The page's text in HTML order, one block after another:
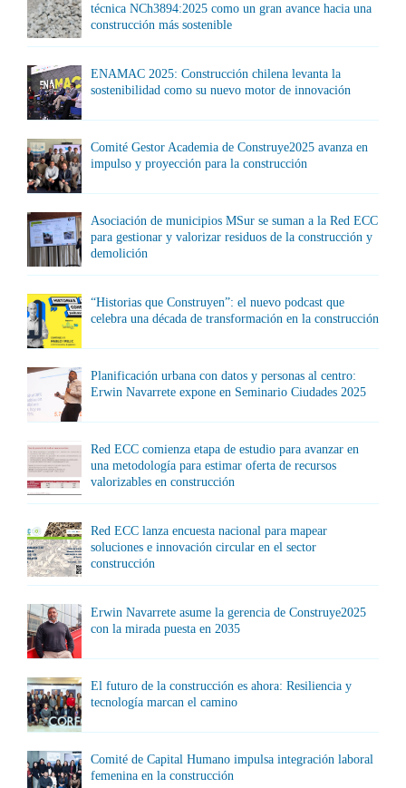
técnica NCh3894:2025 como un gran avance hacia una
construcción más sostenible
ENAMAC 2025: Construcción chilena levanta la
sostenibilidad como su nuevo motor de innovación
Comité Gestor Academia de Construye2025 avanza en
impulso y proyección para la construcción
Asociación de municipios MSur se suman a la Red ECC
para gestionar y valorizar residuos de la construcción y
demolición
“Historias que Construyen”: el nuevo podcast que
celebra una década de transformación en la construcción
Planificación urbana con datos y personas al centro:
Erwin Navarrete expone en Seminario Ciudades 2025
Red ECC comienza etapa de estudio para avanzar en
una metodología para estimar oferta de recursos
valorizables en construcción
Red ECC lanza encuesta nacional para mapear
soluciones e innovación circular en el sector
construcción
Erwin Navarrete asume la gerencia de Construye2025
con la mirada puesta en 2035
El futuro de la construcción es ahora: Resiliencia y
tecnología marcan el camino
Comité de Capital Humano impulsa integración laboral
femenina en la construcción